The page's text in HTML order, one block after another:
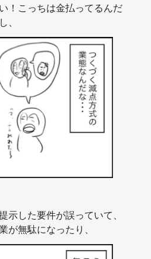
！こっちは金払ってるんだ
、
示した要件が誤っていて、
が無駄になったり、